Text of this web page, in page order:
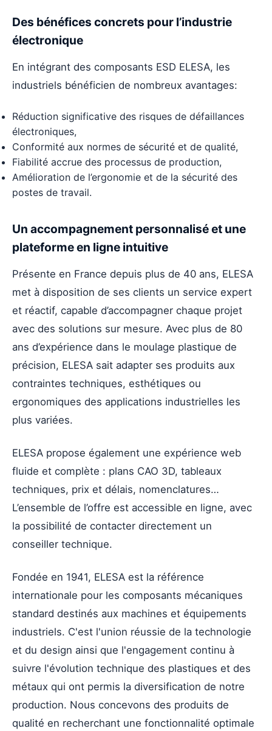
Des bénéfices concrets pour l’industrie
électronique
En intégrant des composants ESD ELESA, les
industriels bénéficien de nombreux avantages:
Réduction significative des risques de défaillances
électroniques,
Conformité aux normes de sécurité et de qualité,
Fiabilité accrue des processus de production,
Amélioration de l’ergonomie et de la sécurité des
postes de travail.
Un accompagnement personnalisé et une
plateforme en ligne intuitive
Présente en France depuis plus de 40 ans, ELESA
met à disposition de ses clients un service expert
et réactif, capable d’accompagner chaque projet
avec des solutions sur mesure. Avec plus de 80
ans d’expérience dans le moulage plastique de
précision, ELESA sait adapter ses produits aux
contraintes techniques, esthétiques ou
ergonomiques des applications industrielles les
plus variées.
ELESA propose également une expérience web
fluide et complète : plans CAO 3D, tableaux
techniques, prix et délais, nomenclatures…
L’ensemble de l’offre est accessible en ligne, avec
la possibilité de contacter directement un
conseiller technique.
Fondée en 1941, ELESA est la référence
internationale pour les composants mécaniques
standard destinés aux machines et équipements
industriels. C'est l'union réussie de la technologie
et du design ainsi que l'engagement continu à
suivre l'évolution technique des plastiques et des
métaux qui ont permis la diversification de notre
production. Nous concevons des produits de
qualité en recherchant une fonctionnalité optimale